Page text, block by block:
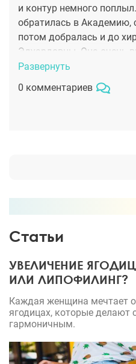
и контур немного
обратилась в Академию,
потом добралась и до
Эдуардовны. Она очень
мне было спокойно на
Эдуардовна предложила
эндоскопический
Развернуть
0 комментариев
Статьи
УВЕЛИЧЕНИЕ
ИЛИ ЛИПОФИЛИНГ?
Каждая женщина мечтает
ягодицах, которые делают
гармоничным.